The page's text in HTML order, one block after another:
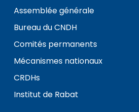
Assemblée générale
Bureau du CNDH
Comités permanents
Mécanismes nationaux
CRDHs
Institut de Rabat